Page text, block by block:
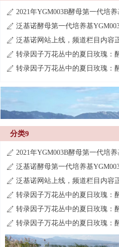
ꄅ
ꄅ
ꄅ
ꄅ
ꄅ
分类9
ꄅ
ꄅ
ꄅ
ꄅ
ꄅ
ꄅ